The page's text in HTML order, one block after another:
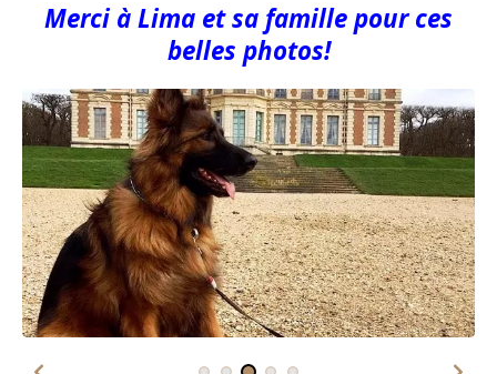
Merci à Lima et sa famille pour ces
belles photos!